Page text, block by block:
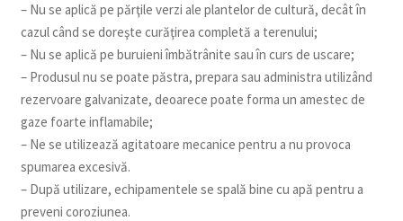
– Nu se aplică pe părţile verzi ale plantelor de cultură, decât în
cazul când se doreşte curăţirea completă a terenului;
– Nu se aplică pe buruieni îmbătrânite sau în curs de uscare;
– Produsul nu se poate păstra, prepara sau administra utilizând
rezervoare galvanizate, deoarece poate forma un amestec de
gaze foarte inflamabile;
– Ne se utilizează agitatoare mecanice pentru a nu provoca
spumarea excesivă.
– După utilizare, echipamentele se spală bine cu apă pentru a
preveni coroziunea.